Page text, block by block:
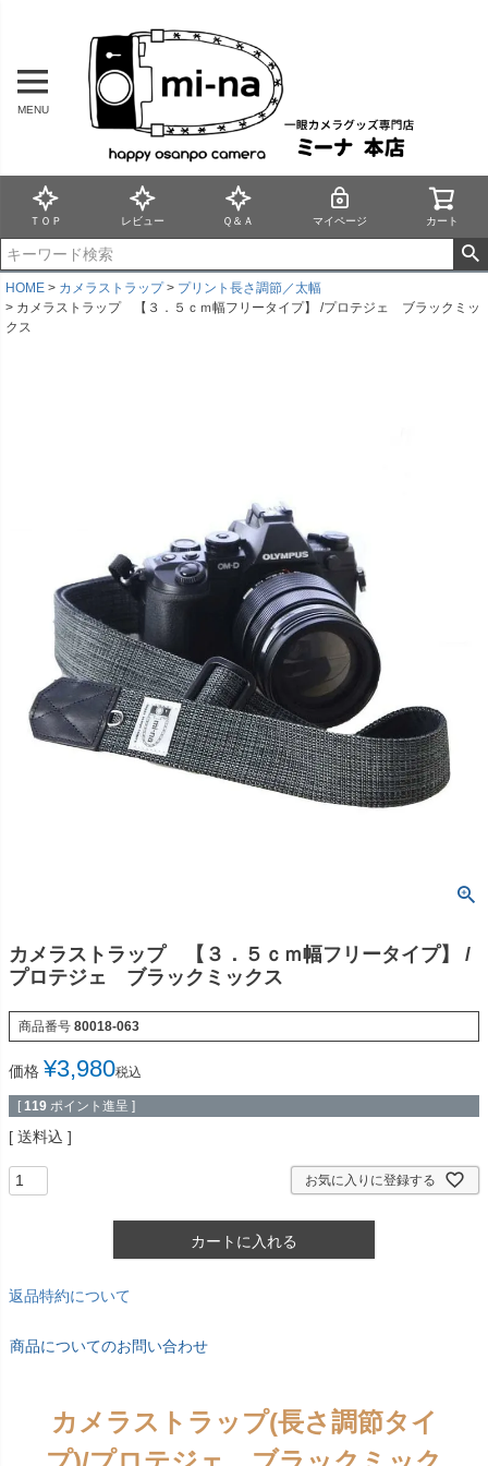
MENU
ＴＯＰ レビュー Ｑ＆Ａ マイページ カート
HOME カメラストラップ
プリント長さ調節／太幅
カメラストラップ 【３．５ｃｍ幅フリータイプ】 /プロテジェ ブラックミッ
クス
カメラストラップ 【３．５ｃｍ幅フリータイプ】 /
プロテジェ ブラックミックス
商品番号 80018-063
価格 ¥3,980税込
[ 119 ポイント進呈 ]
送料込
お気に入りに登録する
カートに入れる
返品特約について
商品についてのお問い合わせ
カメラストラップ(長さ調節タイ